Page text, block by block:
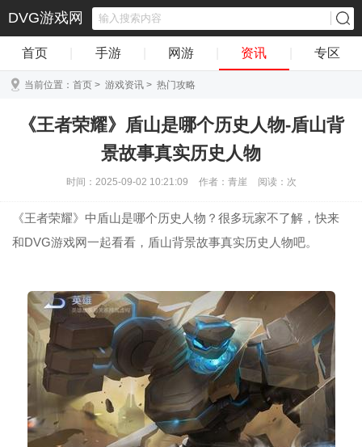
DVG游戏网
首页 手游 网游 资讯 专区
当前位置： 首页 > 游戏资讯 > 热门攻略
《王者荣耀》盾山是哪个历史人物-盾山背
景故事真实历史人物
时间：2025-09-02 10:21:09 作者：青崖 阅读： 次
《王者荣耀》中盾山是哪个历史人物？很多玩家不了解，快来
和DVG游戏网一起看看，盾山背景故事真实历史人物吧。